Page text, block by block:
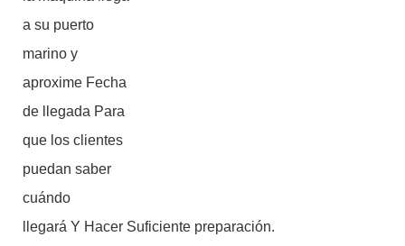
a su puerto
marino y
aproxime Fecha
de llegada Para
que los clientes
puedan saber
cuándo
llegará Y Hacer Suficiente preparación.